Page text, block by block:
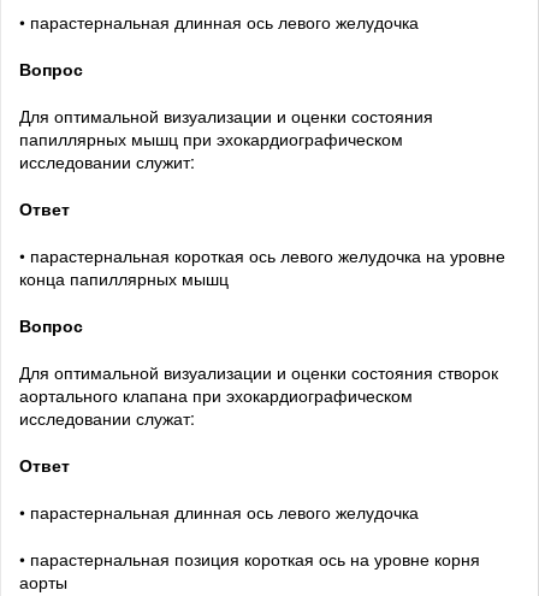
• парастернальная длинная ось левого желудочка
Вопрос
Для оптимальной визуализации и оценки состояния
папиллярных мышц при эхокардиографическом
исследовании служит:
Ответ
• парастернальная короткая ось левого желудочка на уровне
конца папиллярных мышц
Вопрос
Для оптимальной визуализации и оценки состояния створок
аортального клапана при эхокардиографическом
исследовании служат:
Ответ
• парастернальная длинная ось левого желудочка
• парастернальная позиция короткая ось на уровне корня
аорты